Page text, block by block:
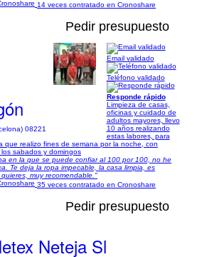
14 veces contratado en Cronoshare
Pedir presupuesto
08221
Email validado
Teléfono validado
Responde rápido
Limpieza de casas,
oficinas y cuidado de
adultos mayores, llevo
10 años realizando
estas labores, para
que realizo fines de semana por la noche, con
sabados y domingos
en la que se puede confiar al 100 por 100, no he
Te deja la ropa impecable, la casa limpia, es
muy recomendable."
35 veces contratado en Cronoshare
Pedir presupuesto
Neteja Sl